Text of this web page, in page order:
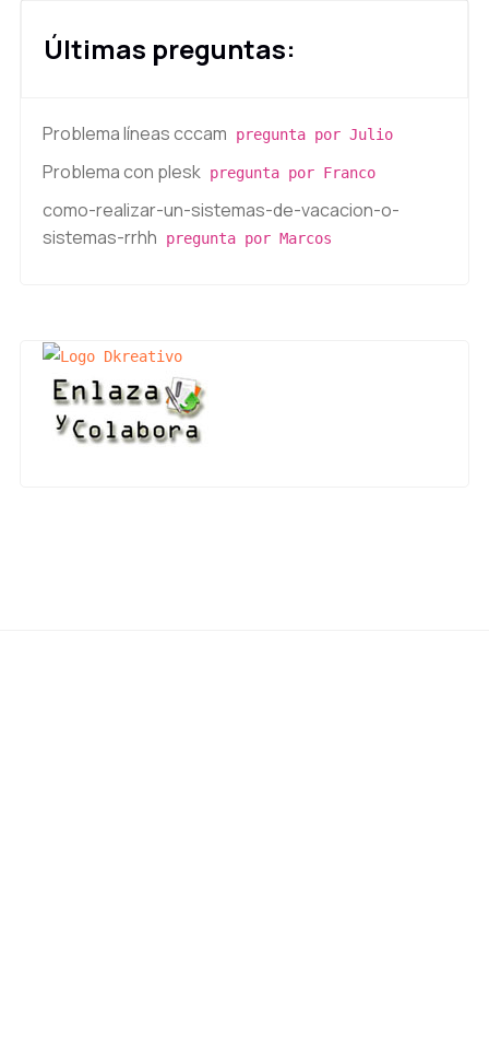
Últimas preguntas:
Problema líneas cccam pregunta por Julio
Problema con plesk pregunta por Franco
como-realizar-un-sistemas-de-vacacion-o-
sistemas-rrhh pregunta por Marcos